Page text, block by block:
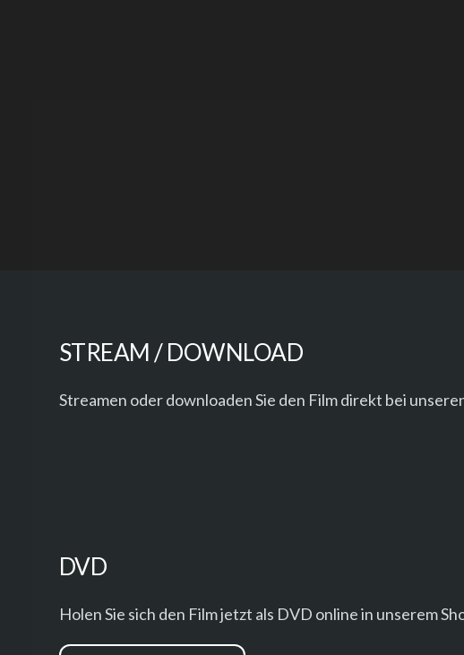
STREAM / DOWNLOAD
Streamen oder downloaden Sie den Film direkt bei
DVD
Holen Sie sich den Film jetzt als DVD online in unserem